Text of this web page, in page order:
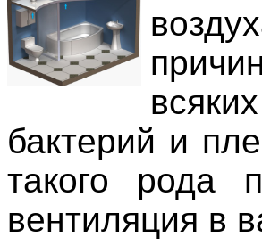
бактерий и
такого рода
вентиляция в